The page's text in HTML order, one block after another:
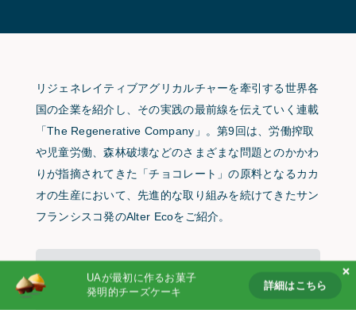
リジェネレイティブアグリカルチャーを牽引する世界各
国の企業を紹介し、その実践の最前線を伝えていく連載
「The Regenerative Company」。第9回は、労働搾取
や児童労働、森林破壊などのさまざまな問題とのかかわ
りが指摘されてきた「チョコレート」の原料となるカカ
オの生産において、先進的な取り組みを続けてきたサン
フランシスコ発のAlter Ecoをご紹介。
本記事は、ユートピアアグリカルチャーが提供
する、美味しさと情報を届ける定期便
Follow us on
UAが最初に作るお菓子
発明的チーズケーキ
詳細はこちら